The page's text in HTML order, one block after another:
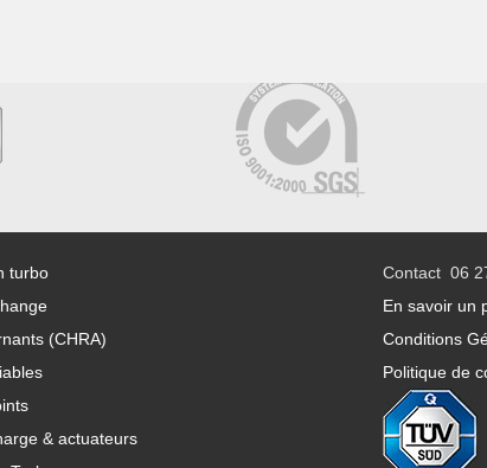
turbo
(CHRA)
& actuateurs
Contact 06
En savoir un
Conditions
Politique de